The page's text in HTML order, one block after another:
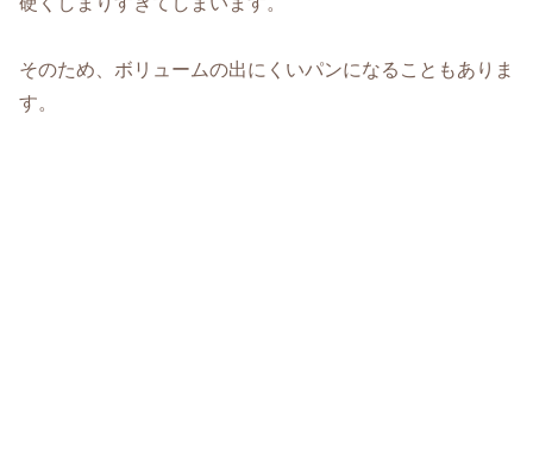
そのため、ボリュームの出にくいパンになることもありま
す。